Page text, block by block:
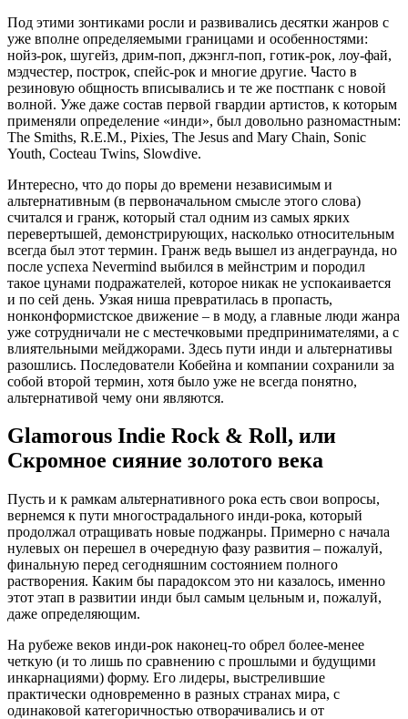
Под этими зонтиками росли и развивались десятки жанров с
уже вполне определяемыми границами и особенностями:
нойз-рок, шугейз, дрим-поп, джэнгл-поп, готик-рок, лоу-фай,
мэдчестер, построк, спейс-рок и многие другие. Часто в
резиновую общность вписывались и те же постпанк с новой
волной. Уже даже состав первой гвардии артистов, к которым
применяли определение «инди», был довольно разномастным:
The Smiths, R.E.M., Pixies, The Jesus and Mary Chain, Sonic
Youth, Cocteau Twins, Slowdive.
Интересно, что до поры до времени независимым и
альтернативным (в первоначальном смысле этого слова)
считался и гранж, который стал одним из самых ярких
перевертышей, демонстрирующих, насколько относительным
всегда был этот термин. Гранж ведь вышел из андеграунда, но
после успеха Nevermind выбился в мейнстрим и породил
такое цунами подражателей, которое никак не успокаивается
и по сей день. Узкая ниша превратилась в пропасть,
нонконформистское движение – в моду, а главные люди жанра
уже сотрудничали не с местечковыми предпринимателями, а с
влиятельными мейджорами. Здесь пути инди и альтернативы
разошлись. Последователи Кобейна и компании сохранили за
собой второй термин, хотя было уже не всегда понятно,
альтернативой чему они являются.
Glamorous Indie Rock & Roll, или
Скромное сияние золотого века
Пусть и к рамкам альтернативного рока есть свои вопросы,
вернемся к пути многострадального инди-рока, который
продолжал отращивать новые поджанры. Примерно с начала
нулевых он перешел в очередную фазу развития – пожалуй,
финальную перед сегодняшним состоянием полного
растворения. Каким бы парадоксом это ни казалось, именно
этот этап в развитии инди был самым цельным и, пожалуй,
даже определяющим.
На рубеже веков инди-рок наконец-то обрел более-менее
четкую (и то лишь по сравнению с прошлыми и будущими
инкарнациями) форму. Его лидеры, выстрелившие
практически одновременно в разных странах мира, с
одинаковой категоричностью отворачивались и от